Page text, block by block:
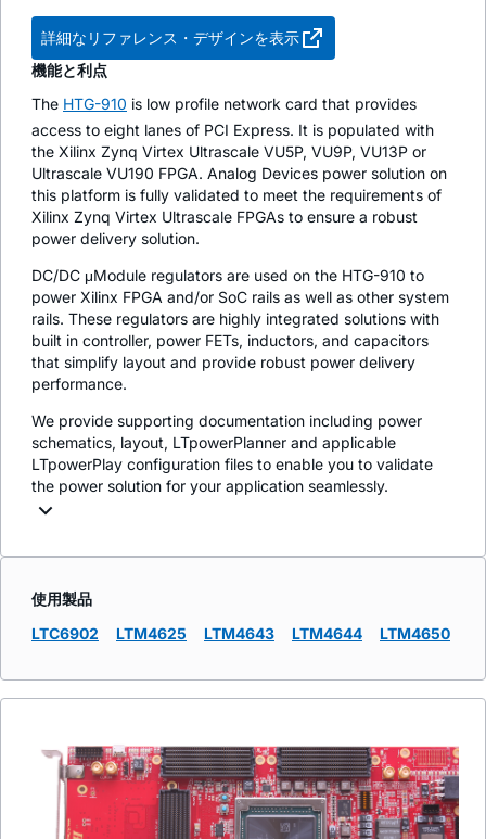
詳細なリファレンス・デザインを表示
機能と利点
The HTG-910 is low profile network card that provides
access to eight lanes of PCI Express. It is populated with
the Xilinx Zynq Virtex Ultrascale VU5P, VU9P, VU13P or
Ultrascale VU190 FPGA. Analog Devices power solution on
this platform is fully validated to meet the requirements of
Xilinx Zynq Virtex Ultrascale FPGAs to ensure a robust
power delivery solution.
DC/DC μModule regulators are used on the HTG-910 to
power Xilinx FPGA and/or SoC rails as well as other system
rails. These regulators are highly integrated solutions with
built in controller, power FETs, inductors, and capacitors
that simplify layout and provide robust power delivery
performance.
We provide supporting documentation including power
schematics, layout, LTpowerPlanner and applicable
LTpowerPlay configuration files to enable you to validate
the power solution for your application seamlessly.
使用製品
LTC6902
LTM4625 LTM4643 LTM4644 LTM4650